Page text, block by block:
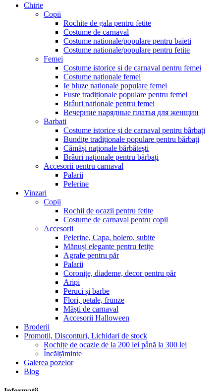
Chirie
Copii
Rochite de gala pentru fetite
Costume de carnaval
Costume nationale/populare pentru baieti
Costume nationale/populare pentru fetite
Femei
Costume istorice si de carnaval pentru femei
Costume naționale femei
Ie bluze naționale populare femei
Fuste tradiționale populare pentru femei
Brâuri naționale pentru femei
Вечерние нарядные платья для женщин
Barbati
Costume istorice și de carnaval pentru bârbați
Bundițe tradiționale populare pentru bărbați
Cămăși naționale bărbătești
Brâuri naționale pentru bărbați
Accesorii pentru carnaval
Palarii
Pelerine
Vinzari
Copii
Rochii de ocazii pentru fetițe
Costume de carnaval pentru copii
Accesorii
Pelerine, Capa, bolero, subite
Mănuși elegante pentru fetițe
Agrafe pentru păr
Palarii
Coronițe, diademe, decor pentru păr
Aripi
Peruci și barbe
Flori, petale, frunze
Măști de carnaval
Accesorii Halloween
Broderii
Promotii, Disconturi, Lichidari de stock
Rochițe de ocazie de la 200 lei până la 300 lei
Încălțăminte
Galerea pozelor
Blog